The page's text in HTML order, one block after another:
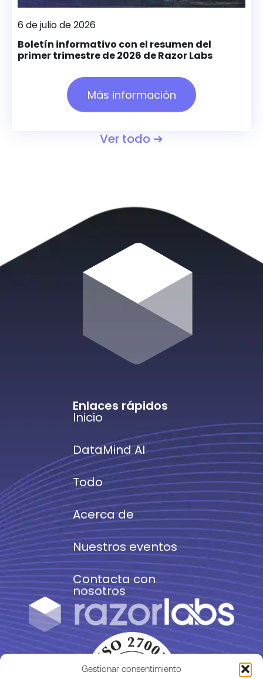
Gestionar consentimiento
Boletín informativo con el resumen del
primer trimestre de 2026 de Razor Labs
6 de julio de 2026
Más información
Ver todo ➔
Enlaces rápidos
Inicio
DataMind AI
Todo
Acerca de
Nuestros eventos
Contacta con
nosotros